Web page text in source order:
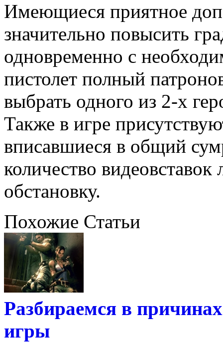
Имеющиеся приятное
значительно повысить
одновременно с
пистолет полный
выбрать одного из 2-х
Также в игре
вписавшиеся в общий
количество
обстановку.
Похожие Статьи
Разбираемся в
игры